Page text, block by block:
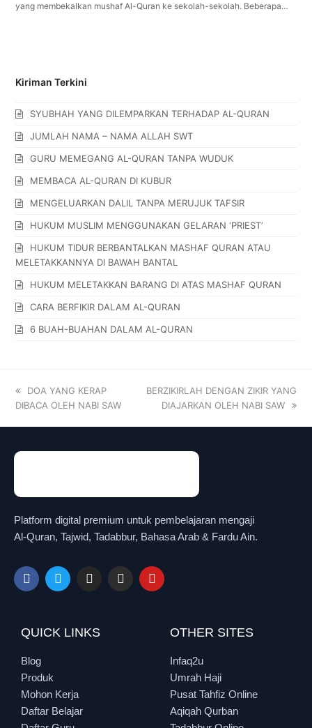
yang membekalkan mushaf Al-Quran ke sekolah-sekolah. Beberapa…
Kiriman Terkini
SYUBHAH YANG DILEMPARKAN TERHADAP AL-QURAN
JUMLAH NAMA – NAMA ALLAH SWT
GURU MEMEGANG AL-QURAN TANPA WUDUK
MEMBACA AL-QURAN DI KUBUR
MENGELUARKAN DALIL TANPA MERUJUK TAFSIR
HUKUM MUSLIM MENGGUNAKAN GELARAN ‘PRIEST’
HUKUM TIDUR BERBANTALKAN MASHAF QURAN ATAU
MELETAKKANNYA DI BAWAH BANTAL
HUKUM MELETAKKAN BARANG DI ATAS MASHAF QURAN
CARA BERFIKIR DALAM AL-QURAN
6 BUAH-BUAHAN DALAM AL-QURAN
DOA YANG KERAP
DIBACA OLEH NABI SAW
BERZIKIRLAH DENGAN ZIKIR YANG
DIAJARKAN OLEH NABI SAW
Platform digital premium untuk pembelajaran mengaji
Al-Quran, Tajwid, Tadabbur, Bahasa Arab & Fardu Ain.
QUICK LINKS
Blog
Produk
Mohon Kerja
Daftar Belajar
OTHER SITES
Infaq2u
Umrah Haji
Pusat Tahfiz Online
Aqiqah Qurban